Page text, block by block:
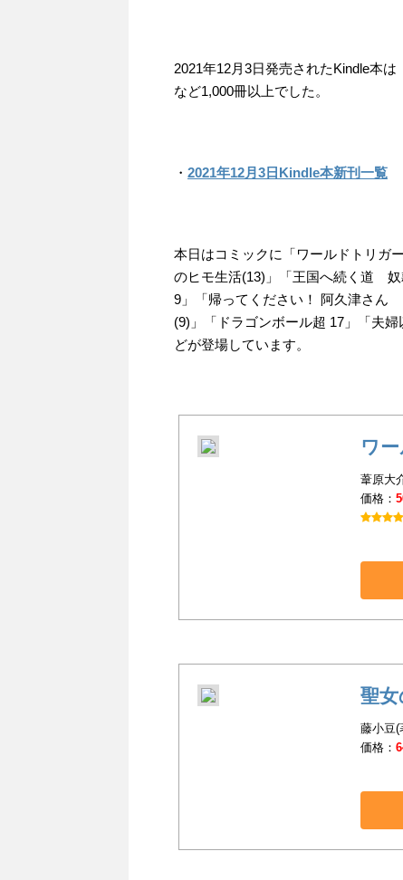
2021年12月3日発売されたKindle本
など1,000冊以上でした。
・ 2021年12月3日Kindle本新刊一覧
本日はコミックに「ワールドトリガ
のヒモ生活(13)」「王国へ続く道
9」「帰ってください！ 阿久津さん
(9)」「ドラゴンボール超 17」「夫
どが登場しています。
ワ
葦原大
価格：
聖
藤小豆(
価格：